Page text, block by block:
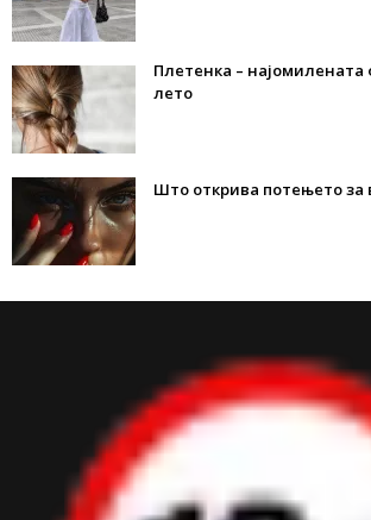
Плетенка – најомилената
лето
Што открива потењето за